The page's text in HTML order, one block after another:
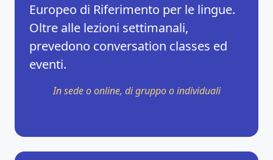
Europeo di Riferimento per le lingue.
Oltre alle lezioni settimanali,
prevedono conversation classes ed
eventi.
In sede o online, di gruppo o individuali